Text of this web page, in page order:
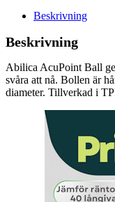
Beskrivning
Beskrivning
Abilica AcuPoint Ball
svåra att nå. Bollen är
diameter. Tillverkad i